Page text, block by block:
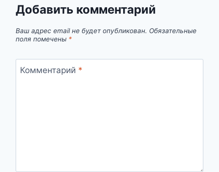
Добавить комментарий
Ваш адрес email не будет опубликован. Обязательные
поля помечены *
Комментарий *